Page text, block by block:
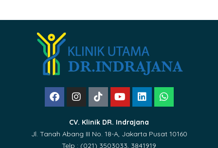
CV. Klinik DR. Indrajana
Jl. Tanah Abang III No. 18-A, Jakarta Pusat 10160
Telp : (021) 3503033, 3841919